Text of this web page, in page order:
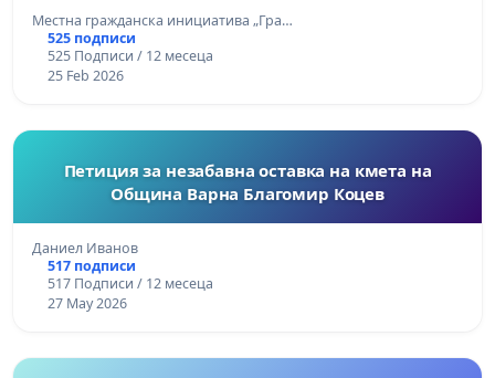
Местна гражданска инициатива „Гра…
525 подписи
525 Подписи / 12 месеца
25 Feb 2026
Петиция за незабавна оставка на кмета на
Община Варна Благомир Коцев
Даниел Иванов
517 подписи
517 Подписи / 12 месеца
27 May 2026